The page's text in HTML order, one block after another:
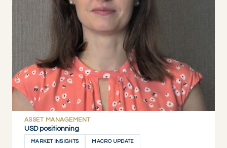
DESCUBRIR AHORA
ASSET MANAGEMENT
USD positionning
MARKET INSIGHTS MACRO UPDATE